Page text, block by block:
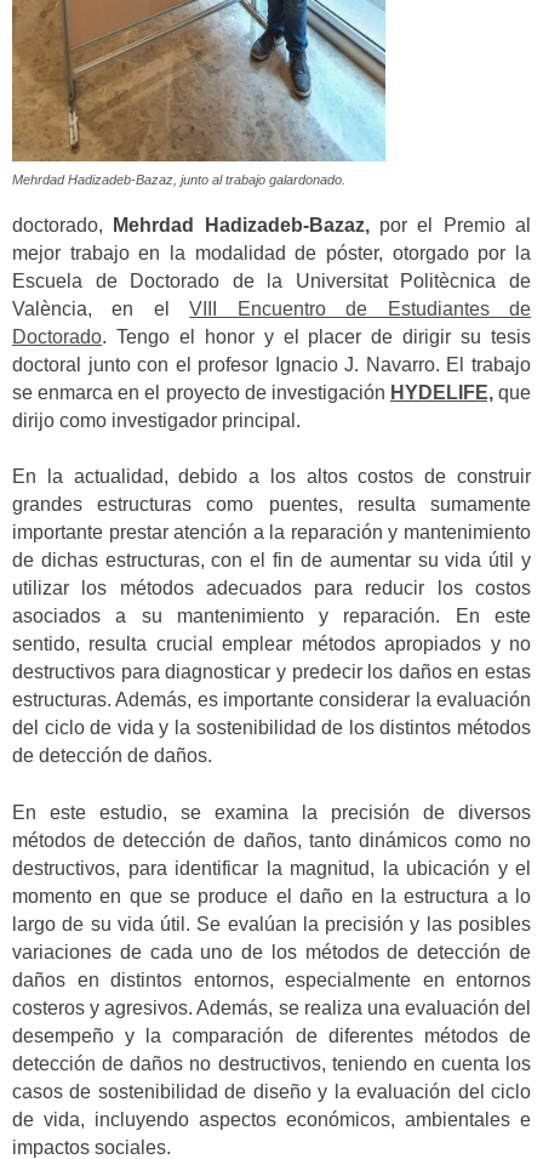
Mehrdad Hadizadeb-Bazaz, junto al trabajo galardonado.
doctorado, Mehrdad Hadizadeb-Bazaz,por el Premio al
mejor trabajo en la modalidad de póster, otorgado por la
Escuela de Doctorado de la Universitat Politècnica de
València, en elVIII Encuentro de Estudiantes de
Doctorado. Tengo el honor y el placer de dirigir su tesis
doctoral junto con el profesor Ignacio J. Navarro. El trabajo
se enmarca en el proyecto de investigación HYDELIFE,que
dirijo como investigador principal.
En la actualidad, debido a los altos costos de construir
grandes estructuras como puentes, resulta sumamente
importante prestar atención a la reparación y mantenimiento
de dichas estructuras, con el fin de aumentar su vida útil y
utilizar los métodos adecuados para reducir los costos
asociados a su mantenimiento y reparación. En este
sentido, resulta crucial emplear métodos apropiados y no
destructivos para diagnosticar y predecir los daños en estas
estructuras. Además, es importante considerar la evaluación
del ciclo de vida y la sostenibilidad de los distintos métodos
de detección de daños.
En este estudio, se examina la precisión de diversos
métodos de detección de daños, tanto dinámicos como no
destructivos, para identificar la magnitud, la ubicación y el
momento en que se produce el daño en la estructura a lo
largo de su vida útil. Se evalúan la precisión y las posibles
variaciones de cada uno de los métodos de detección de
daños en distintos entornos, especialmente en entornos
costeros y agresivos. Además, se realiza una evaluación del
desempeño y la comparación de diferentes métodos de
detección de daños no destructivos, teniendo en cuenta los
casos de sostenibilidad de diseño y la evaluación del ciclo
de vida, incluyendo aspectos económicos, ambientales e
impactos sociales.